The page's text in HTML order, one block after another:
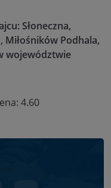
Słoneczna,
Miłośników Podhala,
województwie
4.60